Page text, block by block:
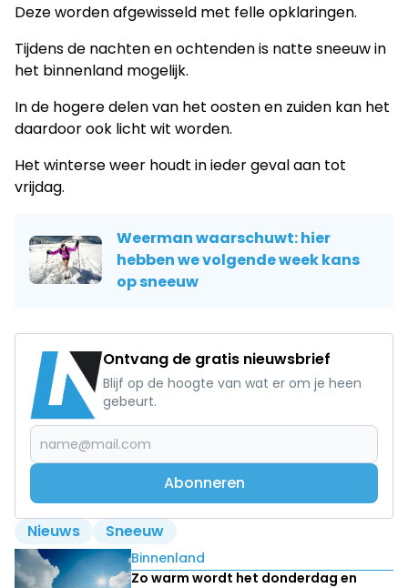
Deze worden afgewisseld met felle opklaringen.
Tijdens de nachten en ochtenden is natte sneeuw in
het binnenland mogelijk.
In de hogere delen van het oosten en zuiden kan het
daardoor ook licht wit worden.
Het winterse weer houdt in ieder geval aan tot
vrijdag.
Weerman waarschuwt: hier
hebben we volgende week kans
op sneeuw
Ontvang de gratis nieuwsbrief
Blijf op de hoogte van wat er om je heen
gebeurt.
Abonneren
Nieuws Sneeuw
Lees ook
Binnenland
Zo warm wordt het donderdag en